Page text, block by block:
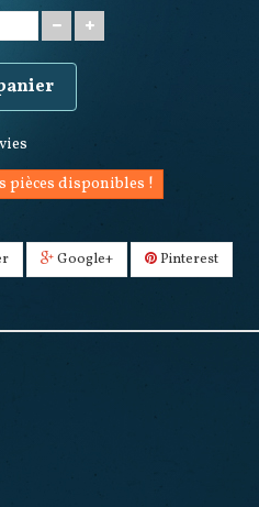
pièces disponibles !
Google+ Pinterest